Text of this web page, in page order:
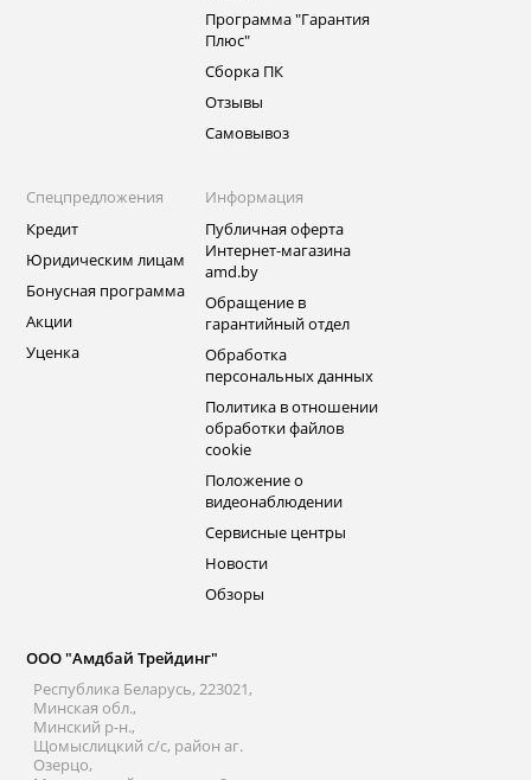
Программа "Гарантия
Плюс"
Сборка ПК
Отзывы
Самовывоз
Спецпредложения
Кредит
Юридическим лицам
Бонусная программа
Акции
Уценка
Информация
Публичная оферта
Интернет-магазина
amd.by
Обращение в
гарантийный отдел
Обработка
персональных данных
Политика в отношении
обработки файлов
cookie
Положение о
видеонаблюдении
Сервисные центры
Новости
Обзоры
ООО "Амдбай Трейдинг"
Республика Беларусь, 223021,
Минская обл.,
Минский р-н.,
Щомыслицкий с/с, район аг.
Озерцо,